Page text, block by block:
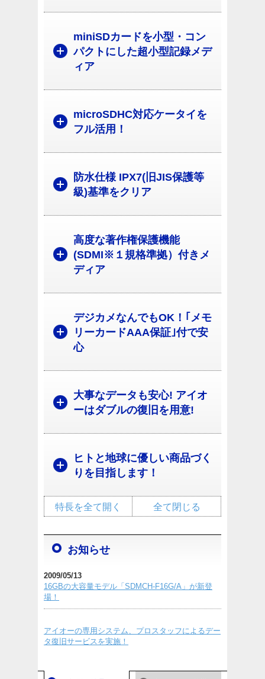
miniSDカードを小型・コン
パクトにした超小型記録メデ
ィア
microSDHC対応ケータイを
フル活用！
防水仕様 IPX7(旧JIS保護等
級)基準をクリア
高度な著作権保護機能
(SDMI※１規格準拠）付きメ
ディア
デジカメなんでもOK！｢メモ
リーカードAAA保証｣付で安
心
大事なデータも安心! アイオ
ーはダブルの復旧を用意!
ヒトと地球に優しい商品づく
りを目指します！
全て閉じる
特長を全て開く
お知らせ
2009/05/13
16GBの大容量モデル「SDMCH-F16G/A」が新登
場！
アイオーの専用システム、プロスタッフによるデー
タ復旧サービスを実施！